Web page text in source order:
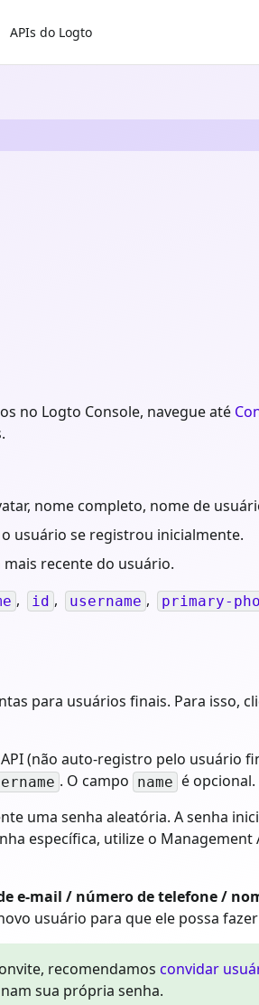
APIs do Logto
no Logto Console, navegue até
nome completo, nome de
usuário se registrou inicialmente.
recente do usuário.
, id , username , primary-
para usuários finais. Para isso,
(não auto-registro pelo usuário
. O campo name é opcional.
uma senha aleatória. A senha
específica, utilize o Management
e-mail / número de telefone /
usuário para que ele possa
recomendamos convidar
sua própria senha.